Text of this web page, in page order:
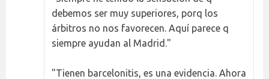
debemos ser muy superiores, porq los
árbitros no nos favorecen. Aquí parece q
siempre ayudan al Madrid."
"Tienen barcelonitis, es una evidencia. Ahora